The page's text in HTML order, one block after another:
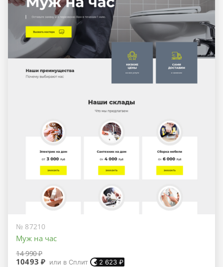
№ 87210
Муж на час
14 990 ₽
10493 ₽ или в Сплит 2 623 ₽